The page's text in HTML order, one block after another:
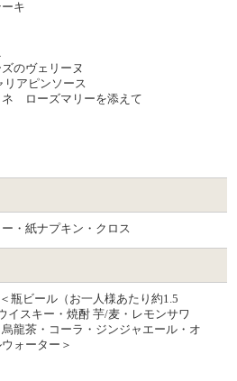
キ
のヴェリーヌ
アピンソース
ローズマリーを添えて
・紙ナプキン・クロス
瓶ビール（お一人様あたり約1.5
イスキー・焼酎 芋/麦・レモンサワ
龍茶・コーラ・ジンジャエール・オ
ォーター＞